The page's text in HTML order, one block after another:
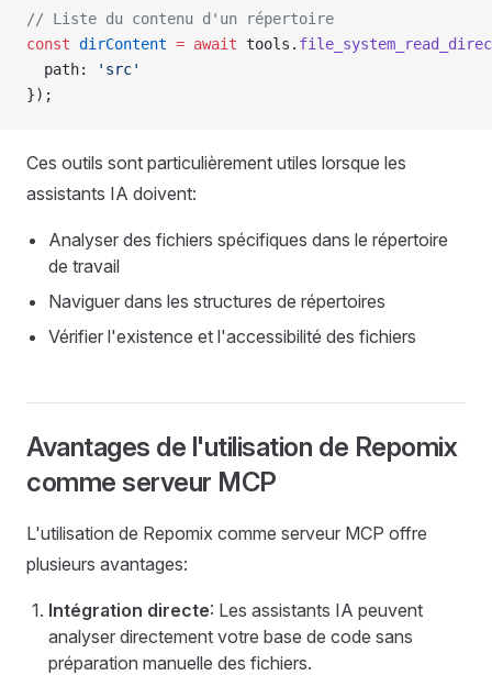
// Liste du contenu d'un répertoire
const dirContent = await tools.
  path:
'src'
});
Ces outils sont particulièrement utiles lorsque les
assistants IA doivent:
Analyser des fichiers spécifiques dans le répertoire
de travail
Naviguer dans les structures de répertoires
Vérifier l'existence et l'accessibilité des fichiers
Avantages de l'utilisation de Repomix
comme serveur MCP
L'utilisation de Repomix comme serveur MCP offre
plusieurs avantages:
Intégration directe: Les assistants IA peuvent
analyser directement votre base de code sans
préparation manuelle des fichiers.